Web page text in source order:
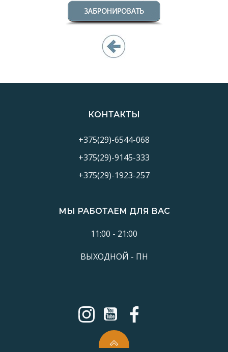
КОНТАКТЫ
+375(29)-6544-068
+375(29)-9145-333
+375(29)-1923-257
МЫ РАБОТАЕМ ДЛЯ ВАС
11:00 - 21:00
ВЫХОДНОЙ - ПН